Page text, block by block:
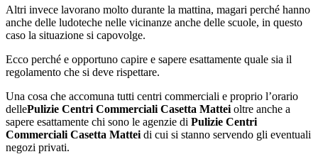
Altri invece lavorano molto durante la mattina, magari perché hanno
anche delle ludoteche nelle vicinanze anche delle scuole, in questo
caso la situazione si capovolge.
Ecco perché e opportuno capire e sapere esattamente quale sia il
regolamento che si deve rispettare.
Una cosa che accomuna tutti centri commerciali e proprio l’orario
dellePulizie Centri Commerciali Casetta Mattei oltre anche a
sapere esattamente chi sono le agenzie di Pulizie Centri
Commerciali Casetta Mattei di cui si stanno servendo gli eventuali
negozi privati.